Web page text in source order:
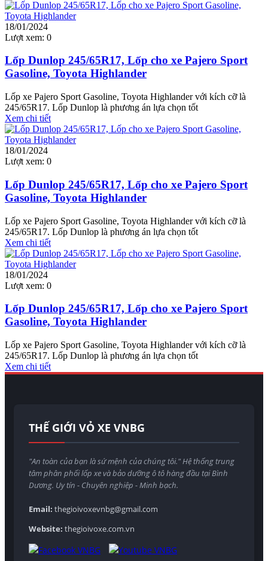
18/01/2024
Lượt xem: 0
Lốp Dunlop 245/65R17, Lốp cho xe Pajero Sport
Gasoline, Toyota Highlander
Lốp xe Pajero Sport Gasoline, Toyota Highlander với kích cỡ là
245/65R17. Lốp Dunlop là phương án lựa chọn tốt
Xem chi tiết
18/01/2024
Lượt xem: 0
Lốp Dunlop 245/65R17, Lốp cho xe Pajero Sport
Gasoline, Toyota Highlander
Lốp xe Pajero Sport Gasoline, Toyota Highlander với kích cỡ là
245/65R17. Lốp Dunlop là phương án lựa chọn tốt
Xem chi tiết
18/01/2024
Lượt xem: 0
Lốp Dunlop 245/65R17, Lốp cho xe Pajero Sport
Gasoline, Toyota Highlander
Lốp xe Pajero Sport Gasoline, Toyota Highlander với kích cỡ là
245/65R17. Lốp Dunlop là phương án lựa chọn tốt
Xem chi tiết
THẾ GIỚI VỎ XE VNBG
"An toàn của bạn là sứ mệnh của chúng tôi." Hệ thống trung
tâm phân phối lốp xe và bảo dưỡng ô tô hàng đầu tại Bình
Dương. Uy tín - Chuyên nghiệp - Minh bạch.
Email: thegioivoxevnbg@gmail.com
Website: thegioivoxe.com.vn